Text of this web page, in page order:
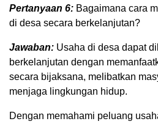
Pertanyaan 6: Bagaimana cara
di desa secara berkelanjutan?
Jawaban: Usaha di desa dapat
berkelanjutan dengan
secara bijaksana, melibatkan
menjaga lingkungan hidup.
Dengan memahami peluang